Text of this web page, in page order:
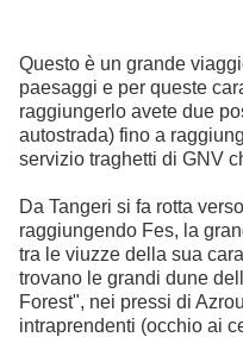
Questo è un grande
paesaggi e per queste
raggiungerlo avete due
autostrada) fino a
servizio traghetti di GNV
Da Tangeri si fa rotta
raggiungendo Fes, la
tra le viuzze della sua
trovano le grandi dune
Forest", nei pressi di
intraprendenti (occhio ai